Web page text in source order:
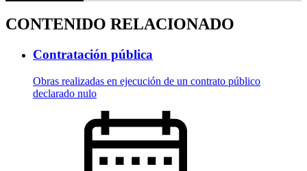
CONTENIDO RELACIONADO
Contratación pública
Obras realizadas en ejecución de un contrato público
declarado nulo